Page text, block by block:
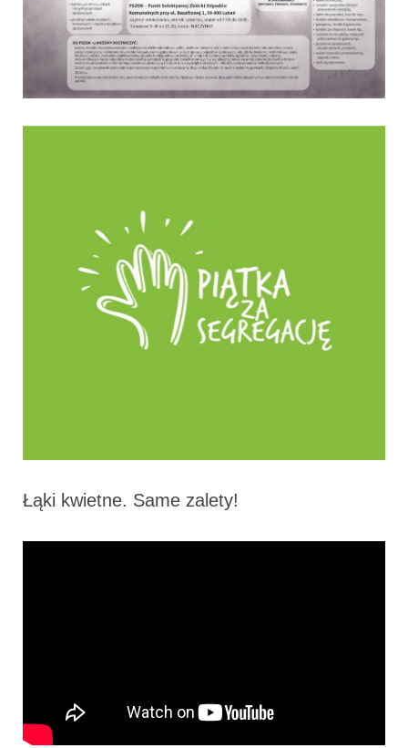
Łąki kwietne. Same zalety!